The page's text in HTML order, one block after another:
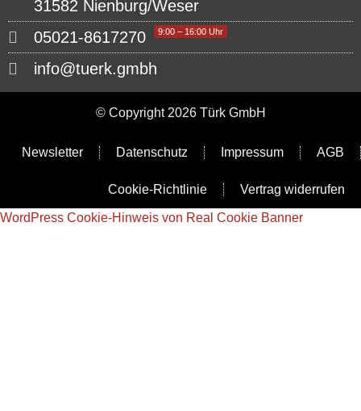
31582 Nienburg/Weser
05021-8617270
9:00 – 16:00 Uhr
info@tuerk.gmbh
© Copyright 2026 Türk GmbH
Newsletter Datenschutz Impressum AGB
Cookie-Richtlinie Vertrag widerrufen
WordPress Cookie-Hinweis von Real Cookie Banner